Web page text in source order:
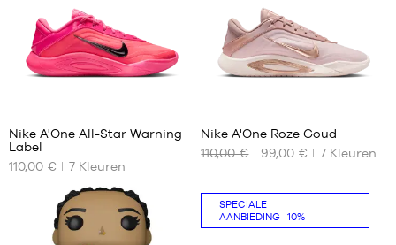
ONZE
BESCHIKBARE
Nike A'One All-Star Warning
Label
110,00 €
7Kleuren
ONZE
35.5
Nike A'One Roze Goud
110,00 €
99,00 € 7Kleuren
SPECIALE
AANBIEDING -10%